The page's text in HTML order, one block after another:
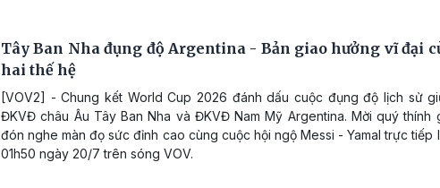
Tây Ban Nha đụng độ Argentina - Bản giao hưởng vĩ đại
hai thế hệ
[VOV2] - Chung kết World Cup 2026 đánh dấu cuộc đụng độ lịch sử
ĐKVĐ châu Âu Tây Ban Nha và ĐKVĐ Nam Mỹ Argentina. Mời quý thính
đón nghe màn đọ sức đỉnh cao cùng cuộc hội ngộ Messi - Yamal trực tiếp
01h50 ngày 20/7 trên sóng VOV.